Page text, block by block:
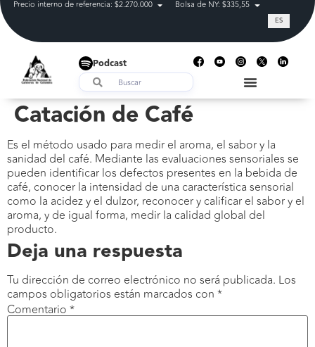
Precio interno de referencia: $2.270.000 Bolsa de NY: $335,55 Tasa de
ES
Podcast
Catación de Café
Es el método usado para medir el aroma, el sabor y la
sanidad del café. Mediante las evaluaciones sensoriales se
pueden identificar los defectos presentes en la bebida de
café, conocer la intensidad de una característica sensorial
como la acidez y el dulzor, reconocer y calificar el sabor y el
aroma, y de igual forma, medir la calidad global del
producto.
Deja una respuesta
Tu dirección de correo electrónico no será publicada. Los
campos obligatorios están marcados con *
Comentario *